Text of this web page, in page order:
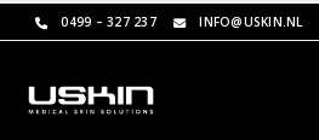
0499 – 327 237 INFO@USKIN.NL